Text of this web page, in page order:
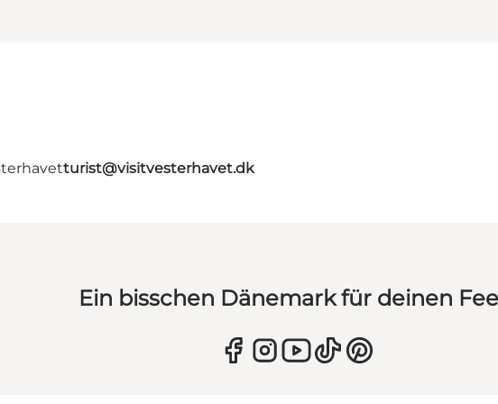
turist@visitvesterhavet.dk
Ein bisschen Dänemark für deinen